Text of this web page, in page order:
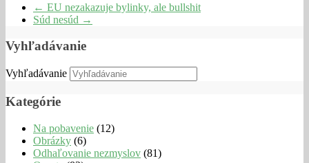
← EU nezakazuje bylinky, ale bullshit
Súd nesúd →
Vyhľadávanie
Vyhľadávanie
Kategórie
Na pobavenie (12)
Obrázky (6)
Odhaľovanie nezmyslov (81)